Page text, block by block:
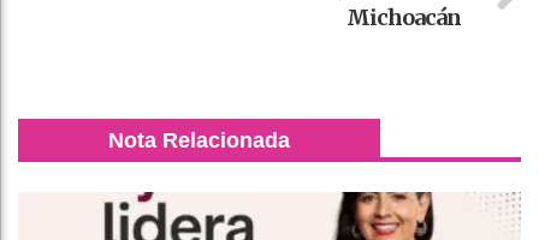
Michoacán
Nota Relacionada